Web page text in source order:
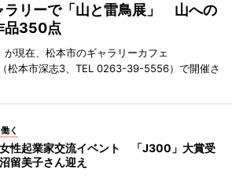
ラリーで「山と雷鳥展」 山への
品350点
現在、松本市のギャラリーカフェ
松本市深志3、TEL 0263-39-5556）で開催さ
く
性起業家交流イベント 「J300」大賞受
留美子さん迎え